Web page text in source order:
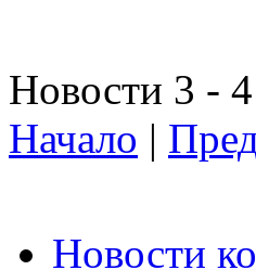
Новости 3 -
Начало |
Новости